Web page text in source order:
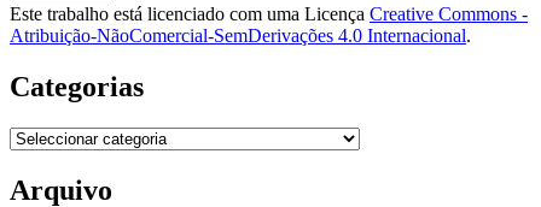
Este trabalho está licenciado com uma Licença Creative Commons -
Atribuição-NãoComercial-SemDerivações 4.0 Internacional.
Categorias
Categorias
Arquivo